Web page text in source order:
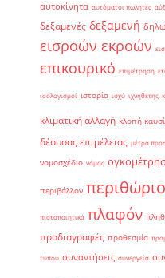
αυτοκίνητα αυτόματοι πωλητές
δεξαμενές δεξαμενή
εισροών εκροών
επικουρικό επιμέτρηση
ισολογισμοί ιστορία ισχύ ιχνηθέτης
κλιματική αλλαγή κλοπή
δέουσας επιμέλειας μέτρα
νομοσχέδιο νόμος
περιβάλλον
πιστοποιητικά πλαφόν
προδιαγραφές προθεσμία
τύπου συναντήσεις συνεργεία